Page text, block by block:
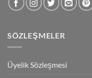
SÖZLEŞMELER
Üyelik Sözleşmesi